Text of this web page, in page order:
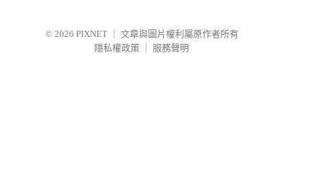
© 2026 PIXNET
文章與圖片權利屬原作者所有
隱私權政策
服務聲明